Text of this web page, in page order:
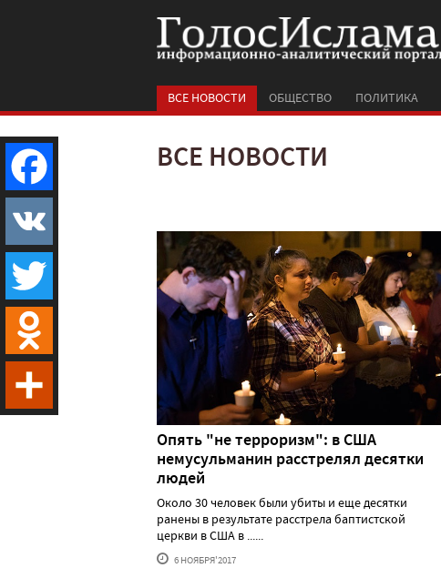
ВСЕ НОВОСТИ ОБЩЕСТВО ПОЛИТИКА
ВСЕ НОВОСТИ
Опять "не терроризм": в США
немусульманин расстрелял десятки
людей
Около 30 человек были убиты и еще десятки
ранены в результате расстрела баптистской
церкви в США в ......
6 НОЯБРЯ'2017
Facebook
VK
Twitter
Odnoklassniki